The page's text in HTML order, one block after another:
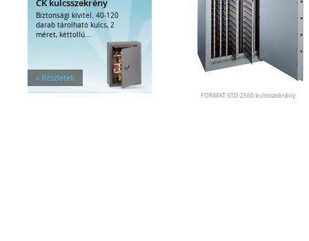
Pénzkazetták
Kiegészítők széfhez
Széfzárak
Biztonsági kivitel. 40-120
darab tárolható kulcs, 2
méret, kéttollú...
» Részletek
FORMAT STD 2560 kulcsszekrény